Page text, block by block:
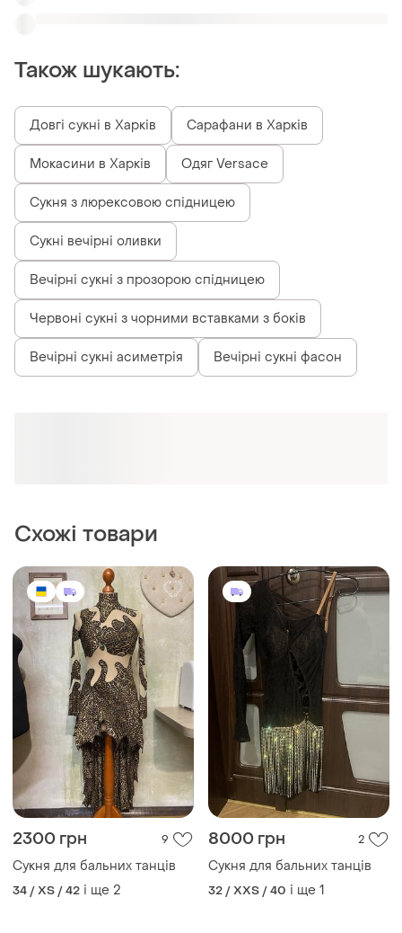
Також шукають:
Довгі сукні в Харків Сарафани в Харків
Мокасини в Харків Одяг Versace
Сукня з люрексовою спідницею
Сукні вечірні оливки
Вечірні сукні з прозорою спідницею
Червоні сукні з чорними вставками з боків
Вечірні сукні асиметрія Вечірні сукні фасон
Схожі товари
2300 грн 9
Сукня для бальних танців
34 / XS / 42 і ще 2
8000 грн 2
Сукня для бальних танців
32 / XXS / 40 і ще 1